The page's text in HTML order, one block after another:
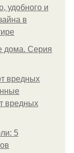
удобного и
в
дома. Серия
вредных
вредных
5